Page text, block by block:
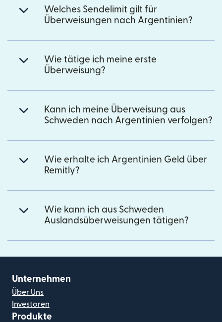
Welches Sendelimit gilt für
Überweisungen nach Argentinien?
Wie tätige ich meine erste
Überweisung?
Kann ich meine Überweisung aus
Schweden nach Argentinien verfolgen?
Wie erhalte ich Argentinien Geld über
Remitly?
Wie kann ich aus Schweden
Auslandsüberweisungen tätigen?
Unternehmen
Über Uns
Investoren
Produkte